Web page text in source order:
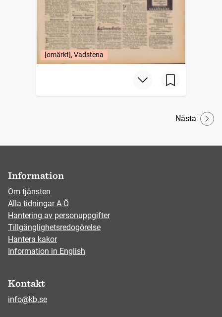
[omärkt], Vadstena
Nästa
Information
Om tjänsten
Alla tidningar A-Ö
Hantering av personuppgifter
Tillgänglighetsredogörelse
Hantera kakor
Information in English
Kontakt
info@kb.se